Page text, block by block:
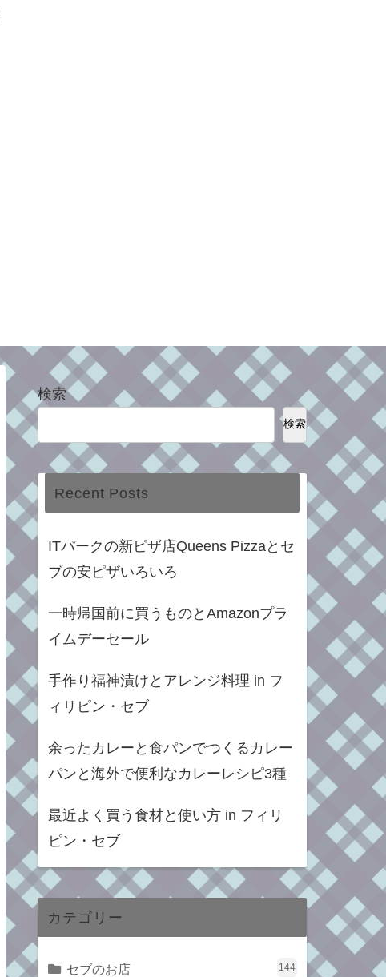
検索
検索
Recent Posts
ITパークの新ピザ店Queens Pizzaとセ
ブの安ピザいろいろ
一時帰国前に買うものとAmazonプラ
イムデーセール
手作り福神漬けとアレンジ料理 in フ
ィリピン・セブ
余ったカレーと食パンでつくるカレー
パンと海外で便利なカレーレシピ3種
最近よく買う食材と使い方 in フィリ
ピン・セブ
カテゴリー
セブのお店 144